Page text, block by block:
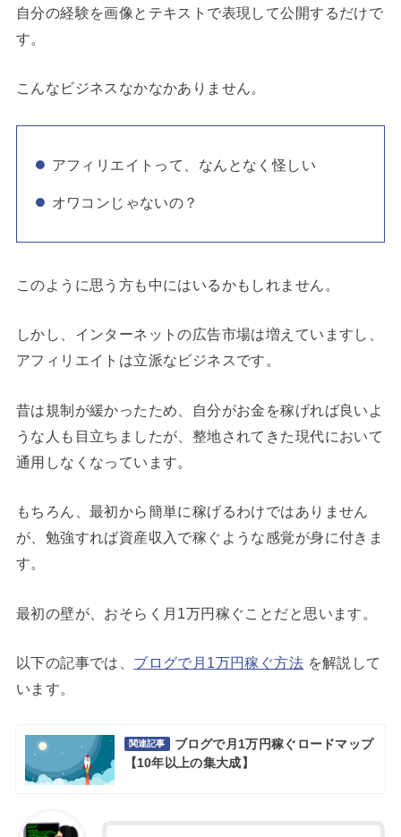
自分の経験を画像とテキストで表現して公開するだけで
す。
こんなビジネスなかなかありません。
アフィリエイトって、なんとなく怪しい
オワコンじゃないの？
このように思う方も中にはいるかもしれません。
しかし、インターネットの広告市場は増えていますし、
アフィリエイトは立派なビジネスです。
昔は規制が緩かったため、自分がお金を稼げれば良いよ
うな人も目立ちましたが、整地されてきた現代において
通用しなくなっています。
もちろん、最初から簡単に稼げるわけではありません
が、勉強すれば資産収入で稼ぐような感覚が身に付きま
す。
最初の壁が、おそらく月1万円稼ぐことだと思います。
以下の記事では、 ブログで月1万円稼ぐ方法 を解説して
います。
関連記事
ブログで月1万円稼ぐロードマップ
【10年以上の集大成】